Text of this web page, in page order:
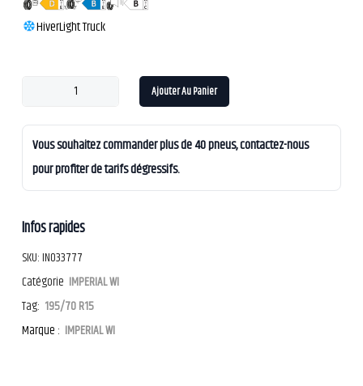
HiverLight Truck
Ajouter Au Panier
Vous souhaitez commander plus de 40 pneus, contactez-nous
pour profiter de tarifs dégressifs.
Infos rapides
SKU:IN033777
Catégorie IMPERIAL WI
Tag: 195/70 R15
Marque : IMPERIAL WI